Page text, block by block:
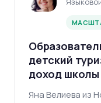
детский
доход школы
Яна Велиева из